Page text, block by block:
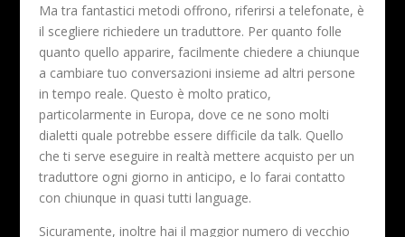
Ma tra fantastici metodi offrono, riferirsi a telefonate, è
il scegliere richiedere un traduttore. Per quanto folle
quanto quello apparire, facilmente chiedere a chiunque
a cambiare tuo conversazioni insieme ad altri persone
in tempo reale. Questo è molto pratico,
particolarmente in Europa, dove ce ne sono molti
dialetti quale potrebbe essere difficile da talk. Quello
che ti serve eseguire in realtà mettere acquisto per un
traduttore ogni giorno in anticipo, e lo farai contatto
con chiunque in quasi tutti language.
Sicuramente, inoltre hai il maggior numero di vecchio